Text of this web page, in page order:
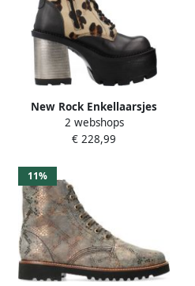
New Rock Enkellaarsjes
voor Trail Avonturen
2 webshops
€ 228,99
11%